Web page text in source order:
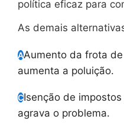
política eficaz para
As demais
AAumento da frota
aumenta a poluição.
CIsenção de
agrava o problema.